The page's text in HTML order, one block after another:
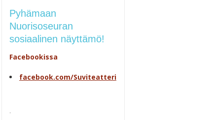
Pyhämaan
Nuorisoseuran
sosiaalinen näyttämö!
Facebookissa
facebook.com/Suviteatteri
.